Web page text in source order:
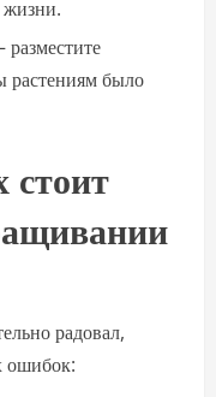
жизни.
растениям было
радовал,
ошибок: